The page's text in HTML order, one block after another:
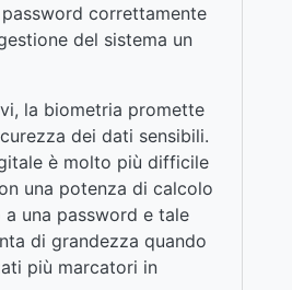
correttamente
del sistema un
la biometria promette
dei dati sensibili.
è molto più difficile
una potenza di calcolo
una password e tale
di grandezza quando
più marcatori in